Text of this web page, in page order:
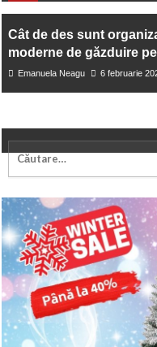
Cât de des sunt
moderne de găzduire
Emanuela Neagu 6 februarie